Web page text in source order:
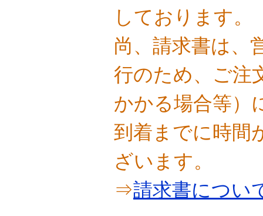
しております。
尚、請求書は、
行のため、ご注
かかる場合等）
到着までに時間
ざいます。
⇒請求書につい